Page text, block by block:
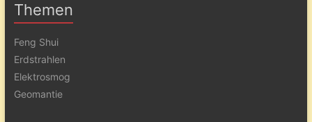
Themen
Feng Shui
Erdstrahlen
Elektrosmog
Geomantie